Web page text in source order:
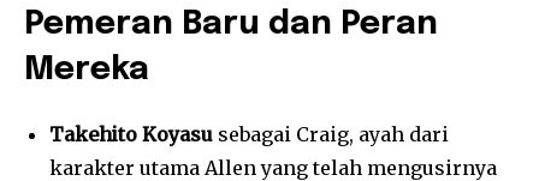
Pemeran Baru dan Peran
Mereka
Takehito Koyasu sebagai Craig, ayah dari
karakter utama Allen yang telah mengusirnya